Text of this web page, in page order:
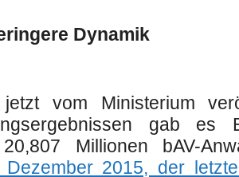
Dynamik
vom Ministerium
gab es
Millionen bAV-
Dezember 2015, der